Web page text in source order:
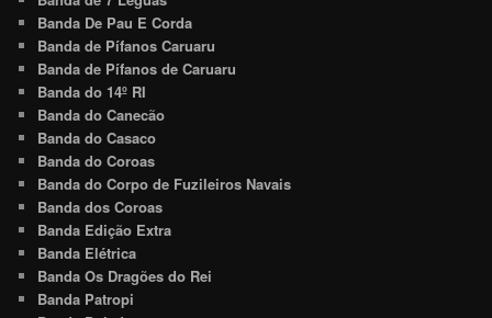
Banda De Pau E Corda
Banda de Pífanos Caruaru
Banda de Pífanos de Caruaru
Banda do 14º RI
Banda do Canecão
Banda do Casaco
Banda do Coroas
Banda do Corpo de Fuzileiros Navais
Banda dos Coroas
Banda Edição Extra
Banda Elétrica
Banda Os Dragões do Rei
Banda Patropi